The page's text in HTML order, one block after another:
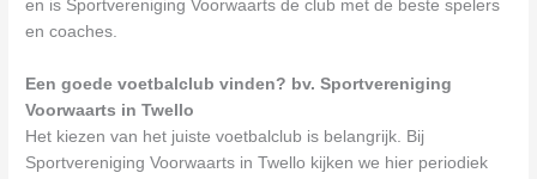
en is Sportvereniging Voorwaarts de club met de beste spelers
en coaches.
Een goede voetbalclub vinden? bv. Sportvereniging
Voorwaarts in Twello
Het kiezen van het juiste voetbalclub is belangrijk. Bij
Sportvereniging Voorwaarts in Twello kijken we hier periodiek